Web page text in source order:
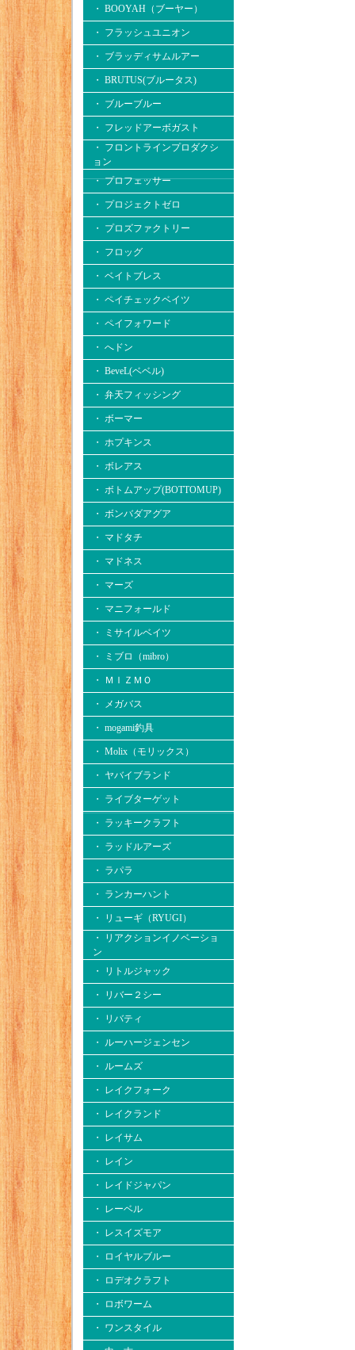
・ BOOYAH（ブーヤー）
・ フラッシュユニオン
・ ブラッディサムルアー
・ BRUTUS(ブルータス)
・ ブルーブルー
・ フレッドアーボガスト
・ フロントラインプロダクシ
ョン
・ プロフェッサー
・ プロジェクトゼロ
・ プロズファクトリー
・ フロッグ
・ ベイトブレス
・ ペイチェックベイツ
・ ペイフォワード
・ へドン
・ BeveL(ベベル)
・ 弁天フィッシング
・ ボーマー
・ ホプキンス
・ ボレアス
・ ボトムアップ(BOTTOMUP)
・ ボンバダアグア
・ マドタチ
・ マドネス
・ マーズ
・ マニフォールド
・ ミサイルベイツ
・ ミブロ（mibro）
・ ＭＩＺＭＯ
・ メガバス
・ mogami釣具
・ Molix（モリックス）
・ ヤバイブランド
・ ライブターゲット
・ ラッキークラフト
・ ラッドルアーズ
・ ラパラ
・ ランカーハント
・ リューギ（RYUGI）
・ リアクションイノベーショ
ン
・ リトルジャック
・ リバー２シー
・ リバティ
・ ルーハージェンセン
・ ルームズ
・ レイクフォーク
・ レイクランド
・ レイサム
・ レイン
・ レイドジャパン
・ レーベル
・ レスイズモア
・ ロイヤルブルー
・ ロデオクラフト
・ ロボワーム
・ ワンスタイル